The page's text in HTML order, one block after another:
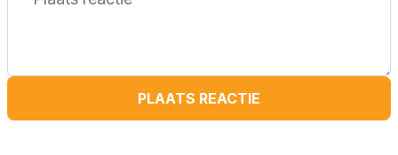
PLAATS REACTIE